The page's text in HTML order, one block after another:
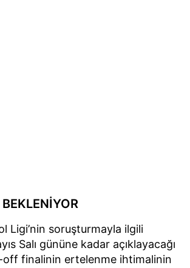
Ligi’nin soruşturmayla ilgili
Salı gününe kadar açıklayacağı
off finalinin ertelenme ihtimalinin